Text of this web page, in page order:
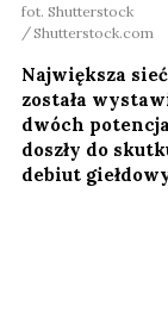
fot. Shutterstock
Shutterstock.com
Największa
została
dwóch
doszły do
debiut